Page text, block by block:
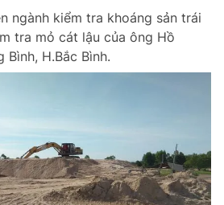
ngành kiểm tra khoáng sản trái
tra mỏ cát lậu của ông Hồ
Bình, H.Bắc Bình.